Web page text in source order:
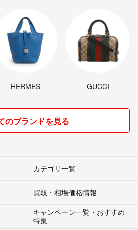
HERMES GUCCI
のブランドを見る
カテゴリ一覧
買取・相場価格情報
キャンペーン一覧・おすすめ
特集